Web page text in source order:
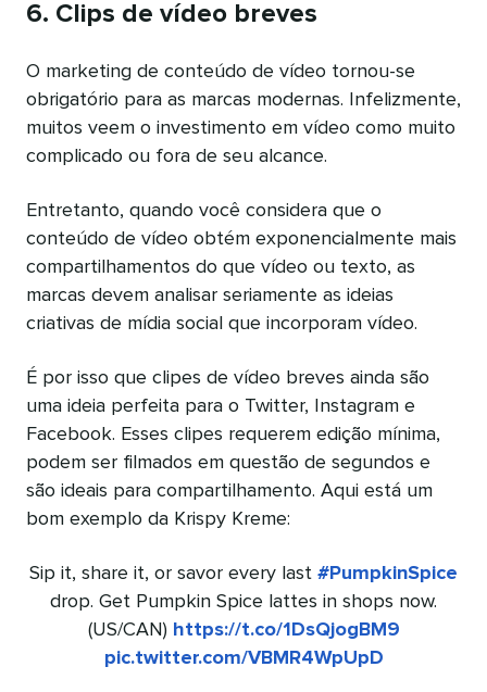
6. Clips de vídeo breves
O marketing de conteúdo de vídeo tornou-se
obrigatório para as marcas modernas. Infelizmente,
muitos veem o investimento em vídeo como muito
complicado ou fora de seu alcance.
Entretanto, quando você considera que o
conteúdo de vídeo obtém exponencialmente mais
compartilhamentos do que vídeo ou texto, as
marcas devem analisar seriamente as ideias
criativas de mídia social que incorporam vídeo.
É por isso que clipes de vídeo breves ainda são
uma ideia perfeita para o Twitter, Instagram e
Facebook. Esses clipes requerem edição mínima,
podem ser filmados em questão de segundos e
são ideais para compartilhamento. Aqui está um
bom exemplo da Krispy Kreme:
Sip it, share it, or savor every last #PumpkinSpice
drop. Get Pumpkin Spice lattes in shops now.
(US/CAN) https://t.co/1DsQjogBM9
pic.twitter.com/VBMR4WpUpD